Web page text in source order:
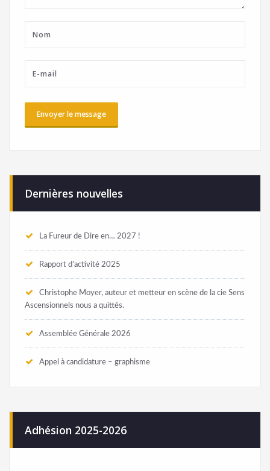
Dernières nouvelles
La Fureur de Dire en… 2027 !
Rapport d’activité 2025
Christophe Moyer, auteur et metteur en scène de la cie Sens
Ascensionnels nous a quittés.
Assemblée Générale 2026
Appel à candidature – graphisme
Adhésion 2025-2026